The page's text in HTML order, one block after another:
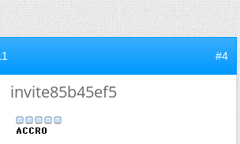
#4
invite85b45ef5